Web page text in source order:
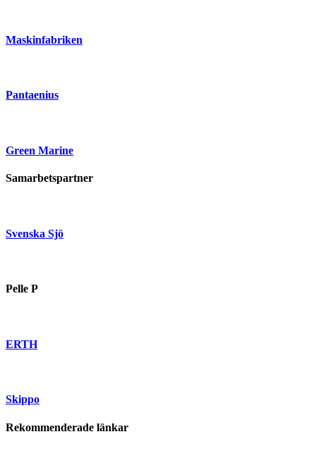
Maskinfabriken
Pantaenius
Green Marine
Samarbetspartner
Svenska Sjö
Pelle P
ERTH
Skippo
Rekommenderade länkar